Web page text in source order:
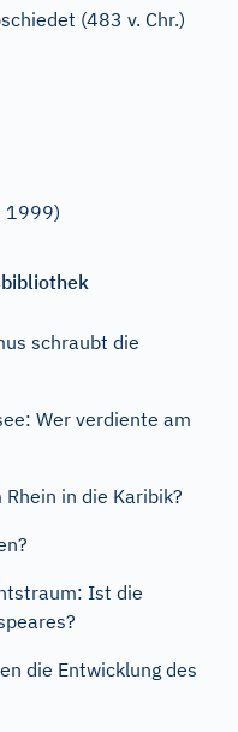
(483 v. Chr.)
1999)
schraubt die
Wer verdiente am
in die Karibik?
Ist die
die Entwicklung des